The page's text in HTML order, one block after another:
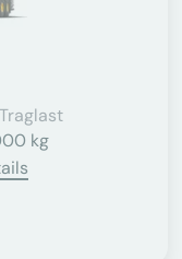
kg